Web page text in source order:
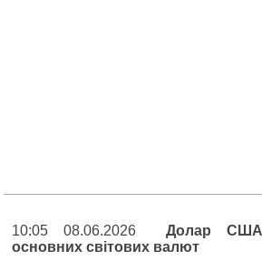
10:05 08.06.2026Долар США
основних світових валют